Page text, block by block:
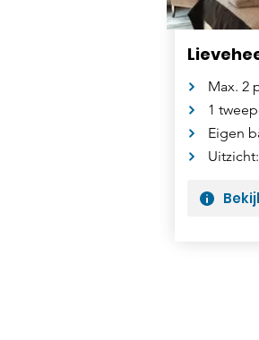
Max. 2
1
Eigen